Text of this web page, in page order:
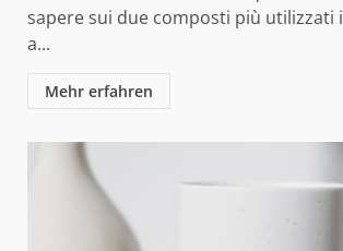
sapere sui due composti più utilizzati
a...
Mehr erfahren